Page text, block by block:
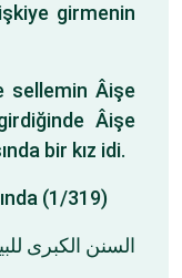
girmenin
sellemin Âişe
Âişe
bir kız idi.
(1/319)
السنن الكبرى